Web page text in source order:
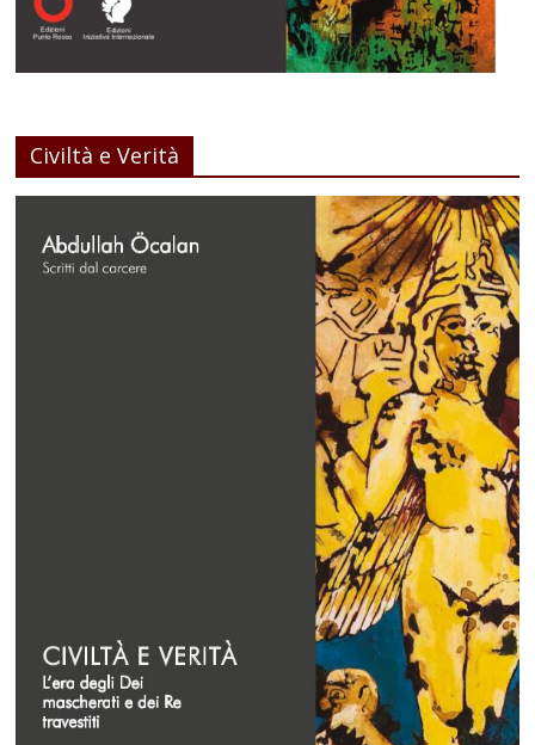
Civiltà e Verità